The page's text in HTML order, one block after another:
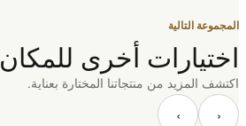
المجموعة التالية
اختيارات أخرى للمكان
اكتشف المزيد من منتجاتنا المختارة بعناية.
‹ ›